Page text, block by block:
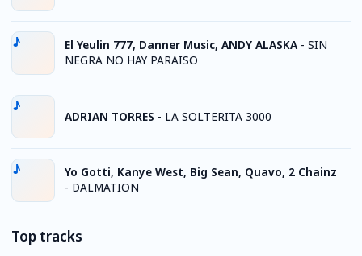
El Yeulin 777, Danner Music, ANDY ALASKA - SIN
NEGRA NO HAY PARAISO
ADRIAN TORRES - LA SOLTERITA 3000
Yo Gotti, Kanye West, Big Sean, Quavo, 2 Chainz
- DALMATION
Top tracks